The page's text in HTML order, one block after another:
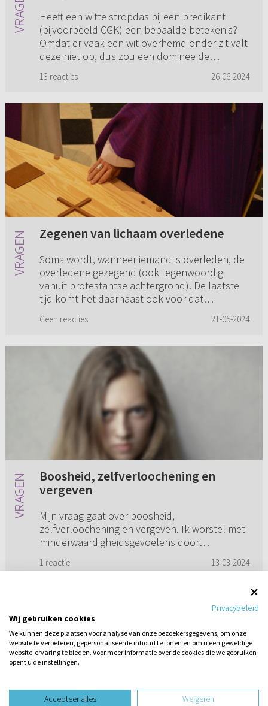
Heeft een witte stropdas bij een predikant
(bijvoorbeeld CGK) een bepaalde betekenis?
Omdat er vaak een wit overhemd onder zit valt
deze niet op, dus zou een dominee de
13 reacties 26-06-2024
Zegenen van lichaam overledene
Soms wordt, wanneer iemand is overleden, de
overledene gezegend (ook tegenwoordig
vanuit protestantse achtergrond). De laatste
tijd komt het daarnaast ook voor dat
Geen reacties 21-05-2024
Boosheid, zelfverloochening en
vergeven
Mijn vraag gaat over boosheid,
zelfverloochening en vergeven. Ik worstel met
minderwaardigheidsgevoelens door
bekritiseren en mij behandelen als
1 reactie 13-03-2024
1 2
design website dooreen vraag
Privacybeleid
Wij gebruiken cookies
We kunnen deze plaatsen voor analyse van onze bezoekersgegevens, om onze
website te verbeteren, gepersonaliseerde inhoud te tonen en om u een geweldige
website-ervaring te bieden. Voor meer informatie over de cookies die we gebruiken
opent u de instellingen.
Accepteer alles Weigeren